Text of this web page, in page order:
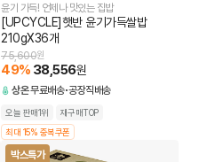
윤기 가득! 언제나 맛있는 집밥
[UPCYCLE]햇반 윤기가득쌀밥
210gX36개
75,600원
49% 38,556원
상온무료배송 공장직배송
오늘 판매1위
재구매TOP
최대 15% 중복쿠폰
박스특가